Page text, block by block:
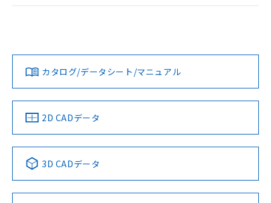
ログイン/会員登録
ダウンロードデータをご利用いただく前に、以下を必ずお読
みください。
ソフトウェアの使用条件
EU RoHS 注意事項・凡例
対応済み
中国 RoHS 注意事項・凡例
Pb Hg Cd Cr(VI)
LR型式承認
（イギリス
船舶規格）
DNV型式承認
（ノルウェー
BV型式承認
（フランス
KR型式
（韓国
No No No No
この製品の規格認証/適合状況ページへ
その他の認証はこちらのページからご検索ください
カタログ/データシート/マニュアル
2D CADデータ
3D CADデータ